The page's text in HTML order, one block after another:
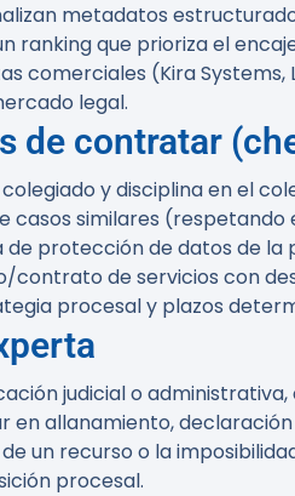
metadatos
ranking que prioriza el
comerciales (Kira
legal.
de contratar
y disciplina en el
casos similares
protección de datos de la
contrato de servicios con
procesal y plazos
judicial o
en allanamiento,
un recurso o la
procesal.